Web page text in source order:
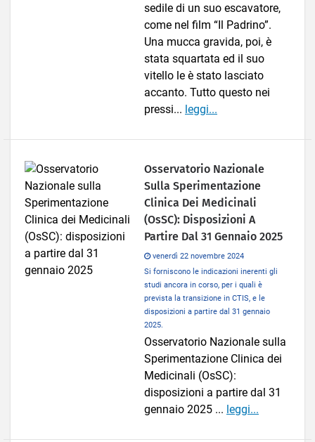
sedile di un suo escavatore,
come nel film “Il Padrino”.
Una mucca gravida, poi, è
stata squartata ed il suo
vitello le è stato lasciato
accanto. Tutto questo nei
pressi... leggi...
Osservatorio Nazionale
Sulla Sperimentazione
Clinica Dei Medicinali
(OsSC): Disposizioni A
Partire Dal 31 Gennaio 2025
venerdì 22 novembre 2024
Si forniscono le indicazioni inerenti gli
studi ancora in corso, per i quali è
prevista la transizione in CTIS, e le
disposizioni a partire dal 31 gennaio
2025.
Osservatorio Nazionale sulla
Sperimentazione Clinica dei
Medicinali (OsSC):
disposizioni a partire dal 31
gennaio 2025 ... leggi...